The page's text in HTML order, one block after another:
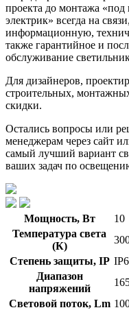
проекта до монтажа
электрик» всегда на
информационную,
также гарантийное и
обслуживание
Для дизайнеров,
строительных,
скидки.
Остались вопросы или
менеджерам через сайт
самый лучший вариант
ваших задач по
Мощность, Вт
10
Температура света
(К)
Степень защиты, IP
Диапазон
напряжений
Световой поток, Lm